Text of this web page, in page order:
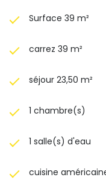
Surface 39 m²
carrez 39 m²
séjour 23,50 m²
1 chambre(s)
1 salle(s) d'eau
cuisine